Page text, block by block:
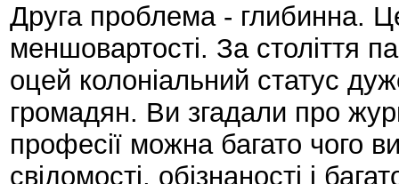
Друга проблема - глибинна.
меншовартості. За століття
оцей колоніальний статус
громадян. Ви згадали про
професії можна багато чого
свідомості, обізнаності і